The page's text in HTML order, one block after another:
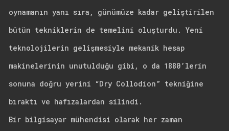
oynamanın yanı sıra, günümüze kadar geliştirilen
bütün tekniklerin de temelini oluşturdu. Yeni
teknolojilerin gelişmesiyle mekanik hesap
makinelerinin unutulduğu gibi, o da 1880’lerin
sonuna doğru yerini “Dry Collodion” tekniğine
bıraktı ve hafızalardan silindi.
Bir bilgisayar mühendisi olarak her zaman